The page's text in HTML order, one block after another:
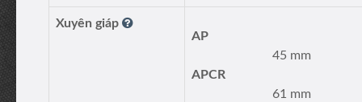
Xuyên giáp
AP
45 mm
APCR
61 mm